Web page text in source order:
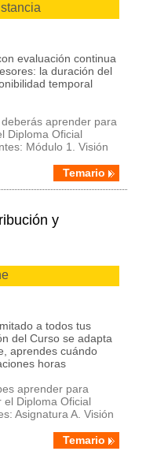
evaluación continua
la duración del
temporal
aprender para
Diploma Oficial
Módulo 1. Visión
Temario
y
a todos tus
del Curso se adapta
aprendes cuándo
horas
aprender para
Diploma Oficial
Asignatura A. Visión
Temario